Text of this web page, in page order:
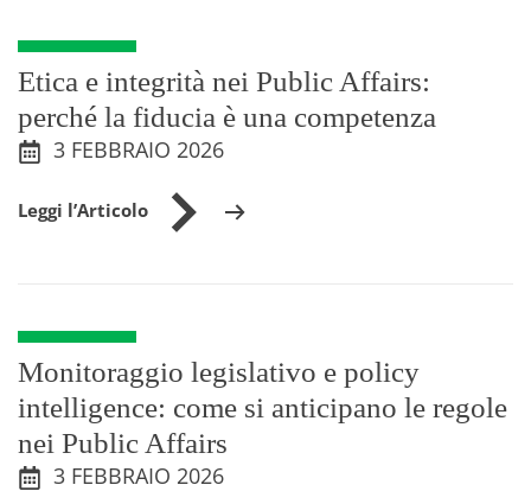
Etica e integrità nei Public Affairs:
perché la fiducia è una competenza
3 FEBBRAIO 2026
Leggi l’Articolo
Monitoraggio legislativo e policy
intelligence: come si anticipano le regole
nei Public Affairs
3 FEBBRAIO 2026